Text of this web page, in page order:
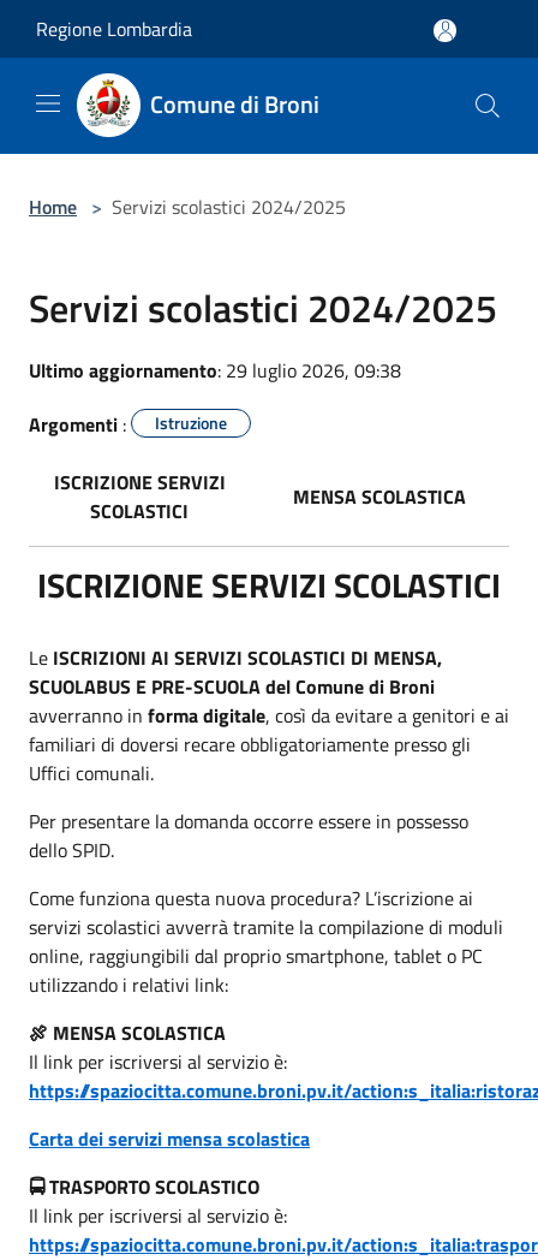
Regione Lombardia
Comune di Broni
Home > Servizi scolastici 2024/2025
Servizi scolastici 2024/2025
Ultimo aggiornamento: 29 luglio 2026, 09:38
Argomenti : Istruzione
ISCRIZIONE SERVIZI
SCOLASTICI
MENSA SCOLASTICA
ISCRIZIONE SERVIZI SCOLASTICI
Le ISCRIZIONI AI SERVIZI SCOLASTICI DI MENSA,
SCUOLABUS E PRE-SCUOLA del Comune di Broni
avverranno in forma digitale, così da evitare a genitori e ai
familiari di doversi recare obbligatoriamente presso gli
Uffici comunali.
Per presentare la domanda occorre essere in possesso
dello SPID.
Come funziona questa nuova procedura? L’iscrizione ai
servizi scolastici avverrà tramite la compilazione di moduli
online, raggiungibili dal proprio smartphone, tablet o PC
utilizzando i relativi link:
🍖 MENSA SCOLASTICA
Il link per iscriversi al servizio è:
https://spaziocitta.comune.broni.pv.it/
Carta dei servizi mensa scolastica
🚍TRASPORTO SCOLASTICO
Il link per iscriversi al servizio è:
https://spaziocitta.comune.broni.pv.it/